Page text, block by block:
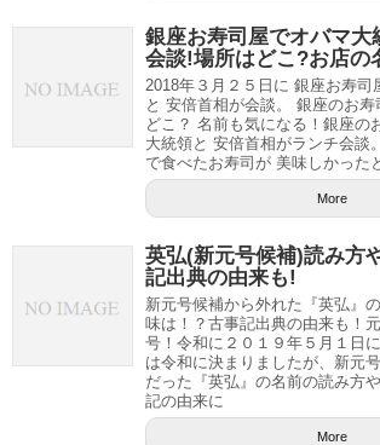
銀座お寿司屋でオバマ大
会談!場所はどこ?お店の
2018年３月２５日に 銀座お寿司
と 安倍首相が会談。 銀座のお
どこ？ 名前も気になる！銀座の
大統領と 安倍首相がランチ会談
で食べたお寿司が 美味しかった
More
英弘(新元号候補)読み方
記出典の由来も!
新元号候補から外れた『英弘』
味は！？古事記出典の由来も！
号！令和に２０１９年５月１日
は令和に決まりましたが、新元
だった『英弘』の名前の読み方
記の由来に
More